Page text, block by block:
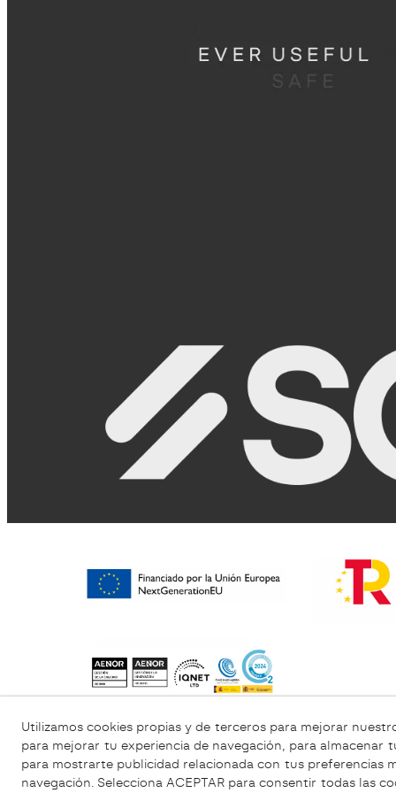
Política de Privacidad Política Cookies
Utilizamos cookies propias y de terceros para mejorar
para mejorar tu experiencia de navegación, para almacenar
para mostrarte publicidad relacionada con tus preferencias
navegación. Selecciona ACEPTAR para consentir todas las